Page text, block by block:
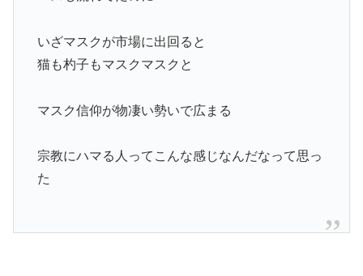
いざマスクが市場に出回ると
猫も杓子もマスクマスクと
マスク信仰が物凄い勢いで広まる
宗教にハマる人ってこんな感じなんだなって思っ
た